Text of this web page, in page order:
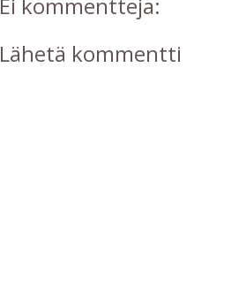
Ei kommentteja:
Lähetä kommentti